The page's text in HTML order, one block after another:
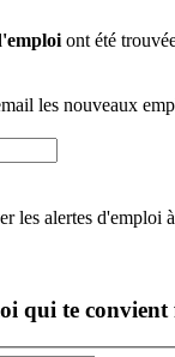
ont été
les nouveaux
les alertes d'emploi
qui te convient